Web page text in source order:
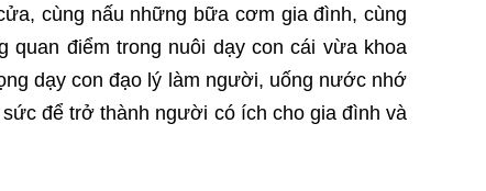
cùng nấu những bữa cơm gia đình, cùng
quan điểm trong nuôi dạy con cái vừa khoa
dạy con đạo lý làm người, uống nước nhớ
để trở thành người có ích cho gia đình và